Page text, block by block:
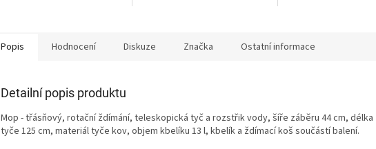
Popis Hodnocení Diskuze Značka Ostatní informace
Detailní popis produktu
Mop - třásňový, rotační ždímání, teleskopická tyč a rozstřik vody, šíře záběru 44 cm, délka
tyče 125 cm, materiál tyče kov, objem kbelíku 13 l, kbelík a ždímací koš součástí balení.